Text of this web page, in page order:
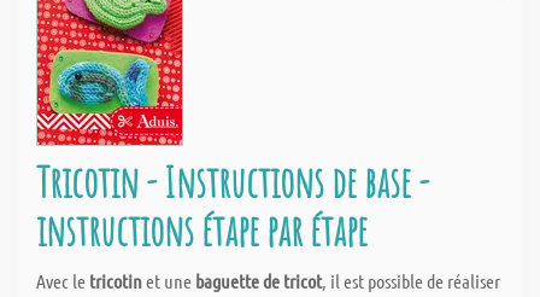
Tricotin - Instructions de base -
instructions étape par étape
Avec le tricotinet une baguette de tricot, il est possible de réaliser